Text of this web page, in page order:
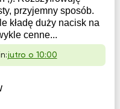
przyjemny sposób.
kładę duży nacisk na
cenne...
jutro o 10:00